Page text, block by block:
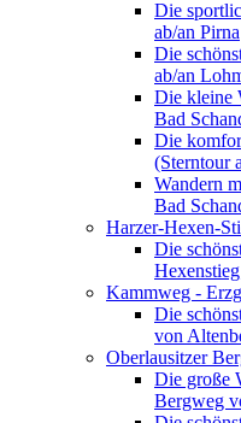
Die
ab/an Pirna
Die
ab/an
Die kleine
Bad
Die
(Sterntour
Wandern
Bad
Harzer-Hexen-
Die
Kammweg -
Die
von
Oberlausitzer
Die große
Bergweg